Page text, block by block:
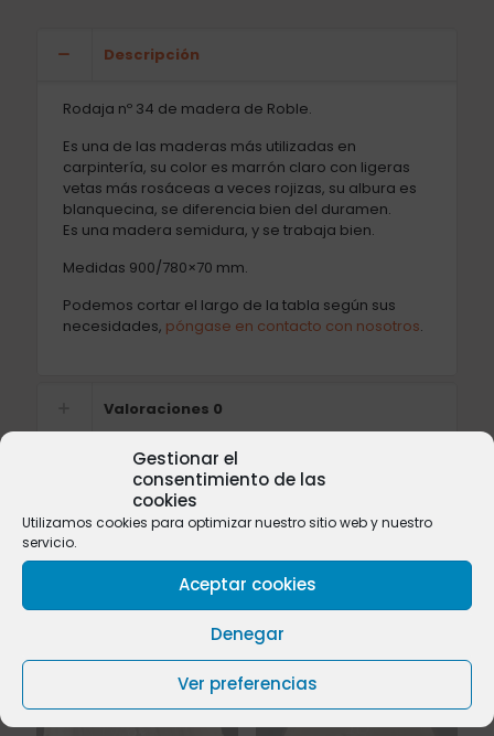
Gestionar el
consentimiento de las
cookies
Utilizamos cookies para optimizar nuestro sitio web y nuestro
servicio.
Aceptar cookies
Denegar
Ver preferencias
Descripción
Rodaja nº 34 de madera de Roble.
Es una de las maderas más utilizadas en
carpintería, su color es marrón claro con ligeras
vetas más rosáceas a veces rojizas, su albura es
blanquecina, se diferencia bien del duramen.
Es una madera semidura, y se trabaja bien.
Medidas 900/780×70 mm.
Podemos cortar el largo de la tabla según sus
necesidades, póngase en contacto con nosotros.
Valoraciones 0
Productos relacionados
out out